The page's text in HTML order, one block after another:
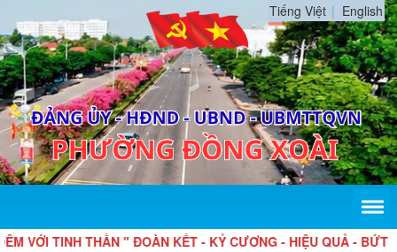
Tiếng Việt English
TINH THẦN " ĐOÀN KẾT - KỶ CƯƠNG - HIỆU QUẢ - BỨT PHÁ "